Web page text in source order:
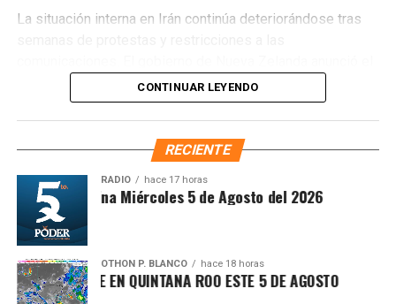
Recibe las noticias al instante
Únete al canal oficial de WhatsApp de
Quinto Podery recibe las noticias más
importantes de Quintana Roo directamente
en tu teléfono.
La situación interna en Irán continúa deteriorándose tras
cierre de su embajada en Teherány la evacuación
inmediata de su personal diplomático ante el incremento
de riesgos para la seguridad. Diversos países
occidentales reiteraron llamados a sus ciudadanos para
abandonar el territorio iraní.
2. Estados Unidos pospone ataque
contra Irán tras presiones
regionales
CONTINUAR LEYENDO
RECIENTE
RADIO hace 17 horas
Síntesis Matutina Miércoles 5 de Agosto del 2026
OTHON P. BLANCO hace 18 horas
SOFOCANTE EN QUINTANA ROO ESTE 5 DE AGOSTO